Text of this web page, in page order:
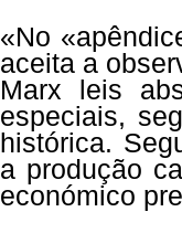
«No
aceita a
Marx leis
especiais,
histórica.
a produção
económico